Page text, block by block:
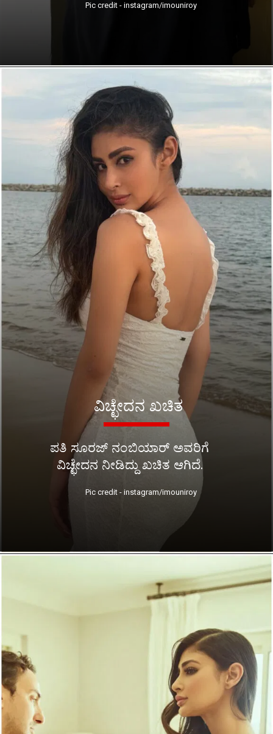
Pic credit - instagram/imouniroy
ಪತಿ ಸೂರಜ್ ನಂಬಿಯಾರ್ ಅವರಿಗೆ
ವಿಚ್ಛೇದನ ನೀಡಿದ್ದು ಖಚಿತ ಆಗಿದೆ.
ವಿಚ್ಛೇದನ ಖಚಿತ
Pic credit - instagram/imouniroy